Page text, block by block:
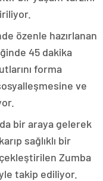
özenle hazırlanan
45 dakika
forma
ve
bir araya gelerek
sağlıklı bir
Zumba
takip ediliyor.